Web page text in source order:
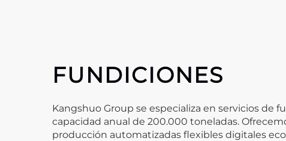
FUNDICIONES
Kangshuo Group se especializa en servicios
capacidad anual de 200.000 toneladas.
producción automatizadas flexibles digitales